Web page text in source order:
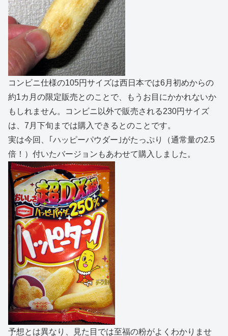
コンビニ仕様の105円サイズは西日本では6月初めからの
約1カ月の限定販売とのことで、もうお目にかかれないか
もしれません。コンビニ以外で販売される230円サイズ
は、7月下旬までは購入できるとのことです。
実は今回、｢ハッピーパウダー｣がたっぷり（通常量の2.5
倍！）付いたバージョンもあわせて購入しました。
予想とは異なり、見た目では至福の粉がよくわかりませ